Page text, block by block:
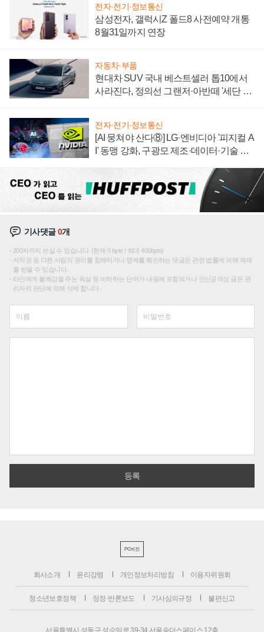
전자·전기·정보통신
삼성전자, 갤럭시Z 폴드8 사전예약 개통
8월31일까지 연장
자동차·부품
현대차 SUV 국내 베스트셀러 톱10에서
사라진다, 정의선 그랜저·아반떼 '세단 쌍
전자·전기·정보통신
[AI 뭉쳐야 산다⑧] LG·엔비디아 '피지컬 A
I' 동맹 강화, 구광모 제조·데이터·기술 결
기사댓글0개
200자까지 쓰실 수 있습니다. (현재 0 byte / 최대 400byte)
저작권 등 다른 사람의 권리를 침해하거나 명예를 훼손하는 댓글은 관련 법률에 의해 제재
를 받을 수 있습니다.
타인에게 불쾌감을 주는 욕설 등 비하하는 단어가 내용에 포함되거나 인신공격성 글은 관
리자의 판단에 의해 삭제 합니다.
PC버전
회사소개 윤리강령 개인정보처리방침 이용자위원회
청소년보호정책 정정·반론보도 기사심의규정 불편신고
서울특별시 성동구 성수일로 39-34 서울숲더스페이스 12층